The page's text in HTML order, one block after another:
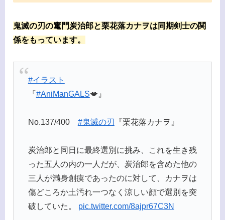
鬼滅の刃の竃門炭治郎と栗花落カナヲは同期剣士の関
係をもっています。
#イラスト
『#AniManGALS💋』
No.137/400 #鬼滅の刃 『栗花落カナヲ』
炭治郎と同日に最終選別に挑み、これを生き残
った五人の内の一人だが、炭治郎を含めた他の
三人が満身創痍であったのに対して、カナヲは
傷どころか土汚れ一つなく涼しい顔で選別を突
破していた。 pic.twitter.com/8ajpr67C3N